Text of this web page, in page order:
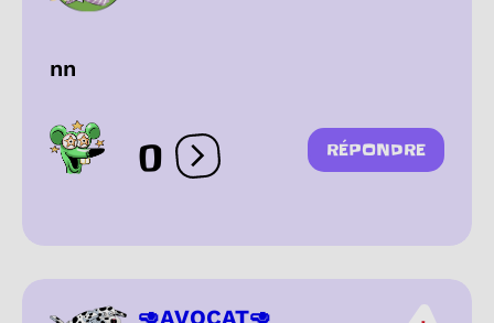
nn
0 Ouvrir les réactions
RÉPONDRE
🥑AVOCAT🥑